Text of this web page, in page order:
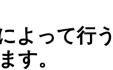
よって行
す。